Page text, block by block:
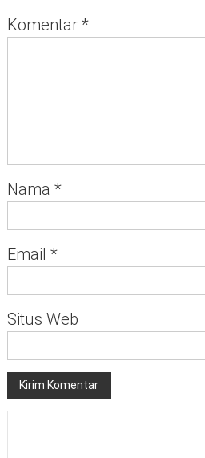
Komentar *
Nama *
Email *
Situs Web